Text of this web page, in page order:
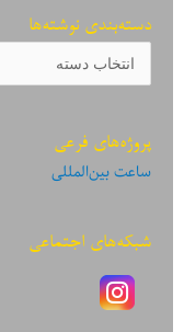
دسته‌بندی نوشته‌ها
دسته‌بندی
نوشته‌ها
پروژه‌های فرعی
ساعت بین‌المللی
شبکه‌های اجتماعی